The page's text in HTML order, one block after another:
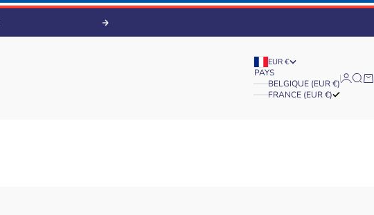
Suivant
EUR €
PAYS
BELGIQUE (EUR €)
FRANCE (EUR €)